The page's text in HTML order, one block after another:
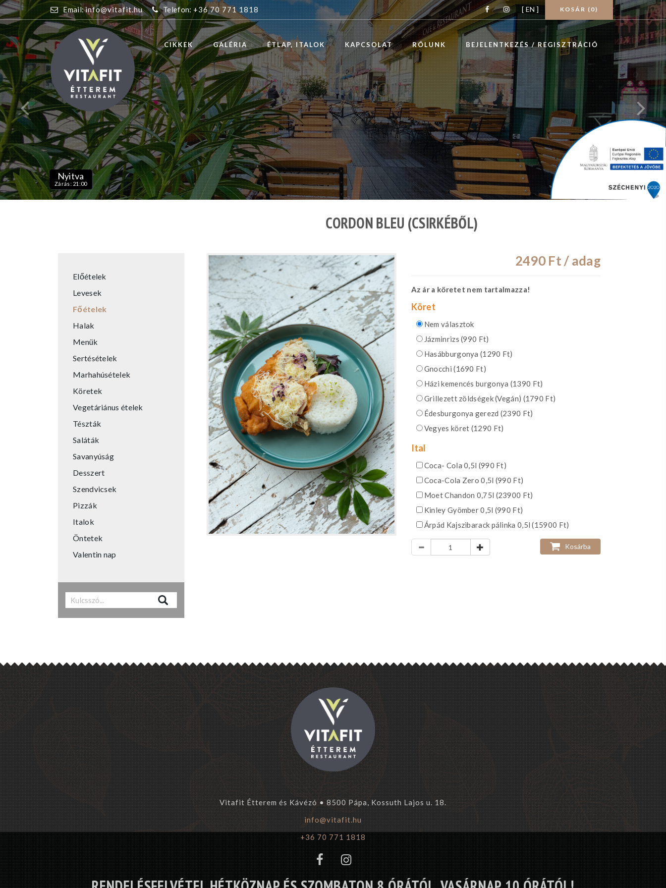
Nyitva
Zárás: 21:00
Email:info@vitafit.hu Telefon:+36 70 771 1818 KOSÁR ( 0)
[ EN ]
CIKKEK GALÉRIA ÉTLAP, ITALOK KAPCSOLAT RÓLUNK BEJELENTKEZÉS / REGISZTRÁCIÓ
CORDON BLEU (CSIRKÉBŐL)
2490Ft / adag
Az ár a köretet nem tartalmazza!
Köret
Nem választok
Jázminrizs (990 Ft)
Hasábburgonya (1290 Ft)
Gnocchi (1690 Ft)
Házi kemencés burgonya (1390 Ft)
Grillezett zöldségek (Vegán) (1790 Ft)
Édesburgonya gerezd (2390 Ft)
Vegyes köret (1290 Ft)
Ital
Coca- Cola 0,5l (990 Ft)
Coca-Cola Zero 0,5l (990 Ft)
Moet Chandon 0,75l (23900 Ft)
Kinley Gyömber 0,5l (990 Ft)
Árpád Kajszibarack pálinka 0,5l (15900 Ft)
Kosárba
Előételek
Levesek
Főételek
Halak
Menük
Sertésételek
Marhahúsételek
Köretek
Vegetáriánus ételek
Tészták
Saláták
Savanyúság
Desszert
Szendvicsek
Pizzák
Italok
Öntetek
Valentin nap
Vitafit Étterem és Kávézó • 8500 Pápa, Kossuth Lajos u. 18.
info@vitafit.hu
+36 70 771 1818